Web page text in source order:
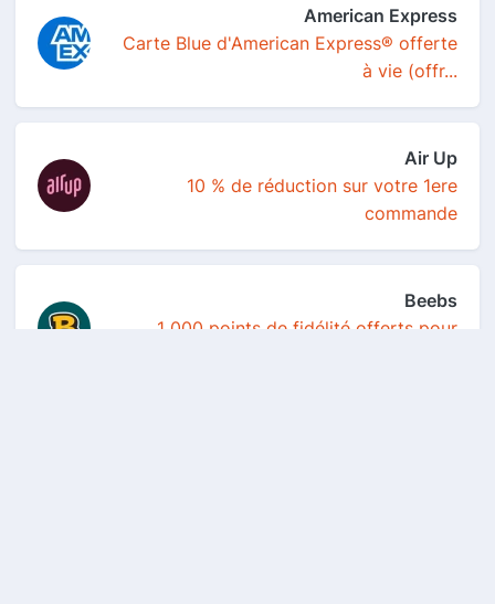
American Express
Carte Blue d'American Express® offerte
à vie (offr...
Air Up
10 % de réduction sur votre 1ere
commande
Beebs
1 000 points de fidélité offerts pour